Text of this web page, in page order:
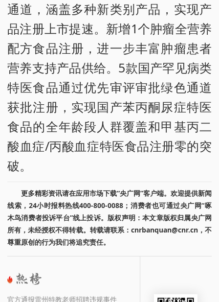
通道，涵盖多种新类别产品，实现产
品注册上市提速。新增1个肿瘤全营养
配方食品注册，进一步丰富肿瘤患者
营养支持产品供给。5款国产罕见病类
特医食品通过优先审评审批绿色通道
获批注册，实现国产苯丙酮尿症特医
食品的全年龄段人群覆盖和甲基丙二
酸血症/丙酸血症特医食品注册零的突
破。
更多精彩资讯请在应用市场下载“央广网”客户端。欢迎提供新闻
线索，24小时报料热线400-800-0088；消费者也可通过央广网“啄
木鸟消费者投诉平台”线上投诉。版权声明：本文章版权归属央广网
所有，未经授权不得转载。转载请联系：cnrbanquan@cnr.cn，不
尊重原创的行为我们将追究责任。
官方通报雷州特教老师招聘违规事件